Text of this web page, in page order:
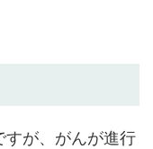
すが、がんが進行